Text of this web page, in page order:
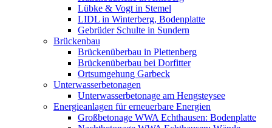
Lübke & Vogt in Stemel
LIDL in Winterberg, Bodenplatte
Gebrüder Schulte in Sundern
Brückenbau
Brückenüberbau in Plettenberg
Brückenüberbau bei Dorfitter
Ortsumgehung Garbeck
Unterwasserbetonagen
Unterwasserbetonage am Hengsteysee
Energieanlagen für erneuerbare Energien
Großbetonage WWA Echthausen: Bodenplatte